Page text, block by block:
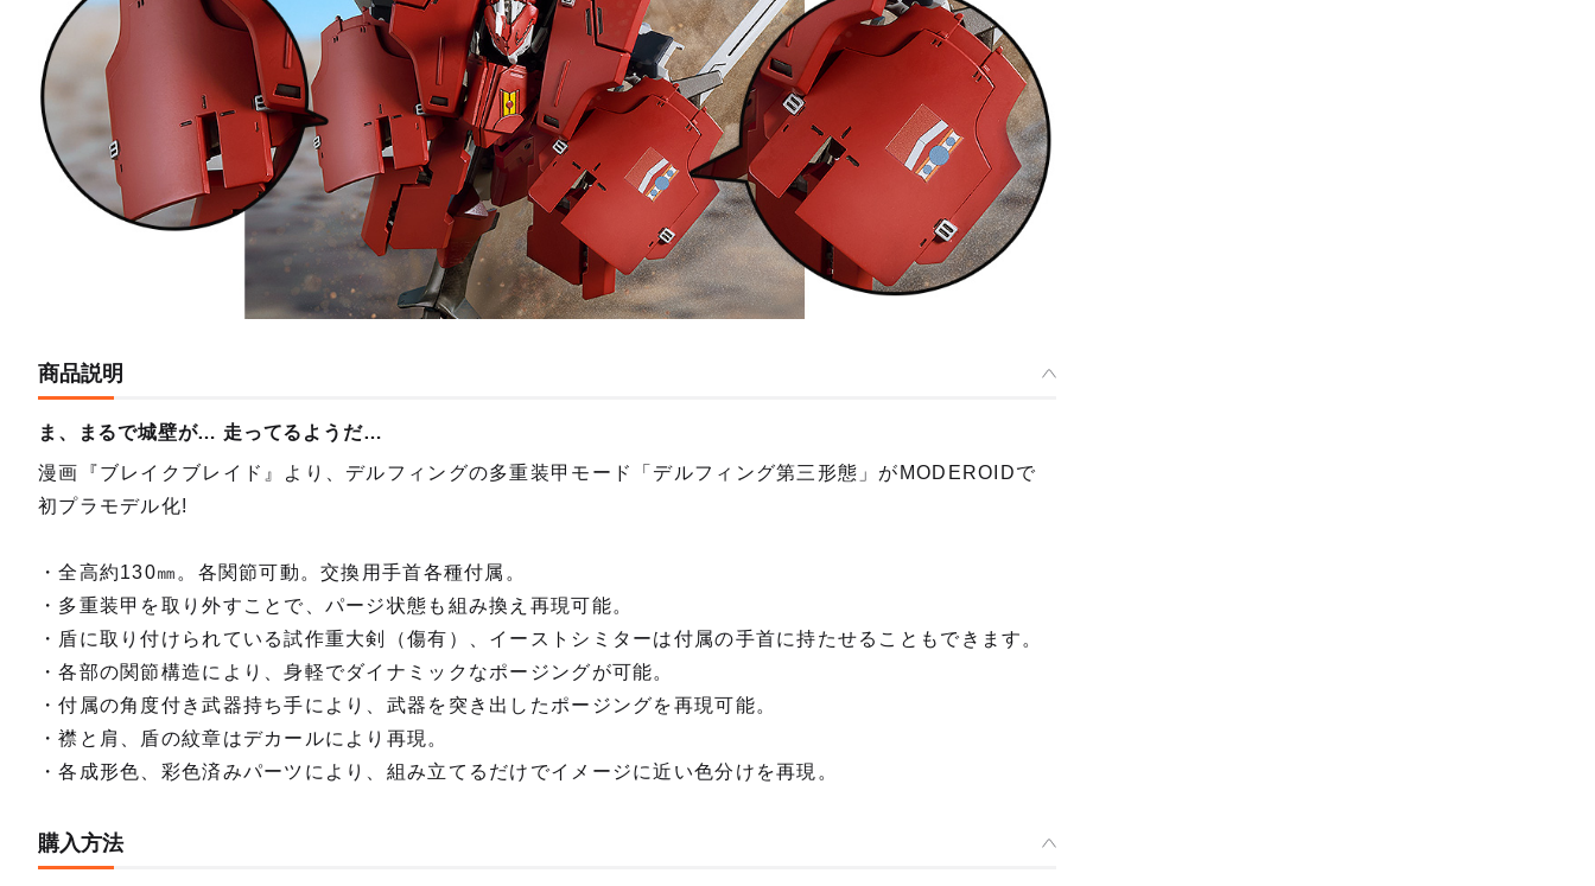
商品説明
ま、まるで城壁が… 走ってるようだ…
漫画『ブレイクブレイド』より、デルフィングの多重装甲モード「デルフィング第三形態」がMODEROIDで
初プラモデル化!
・全高約130㎜。各関節可動。交換用手首各種付属。
・多重装甲を取り外すことで、パージ状態も組み換え再現可能。
・盾に取り付けられている試作重大剣（傷有）、イーストシミターは付属の手首に持たせることもできます。
・各部の関節構造により、身軽でダイナミックなポージングが可能。
・付属の角度付き武器持ち手により、武器を突き出したポージングを再現可能。
・襟と肩、盾の紋章はデカールにより再現。
・各成形色、彩色済みパーツにより、組み立てるだけでイメージに近い色分けを再現。
購入方法